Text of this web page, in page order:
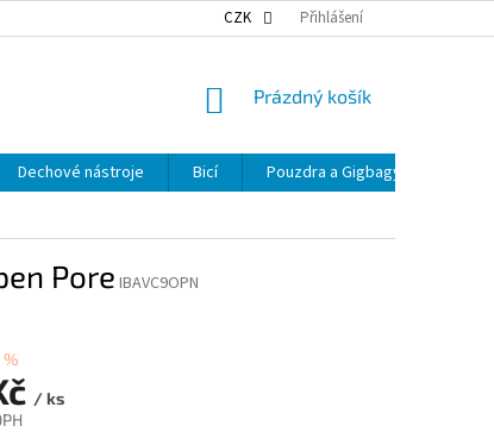
OSOBNÍCH ÚDAJŮ NAŠE DOPRAVA
CZK Přihlášení
NÁKUPNÍ
Prázdný košík
Dechové nástroje Bicí Pouzdra a Gigbagy
Pore IBAVC9OPN
%
/ ks